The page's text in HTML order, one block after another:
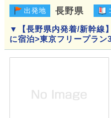
出発地 長野県
▼【長野県内発着/新幹線
に宿泊>東京フリープラン